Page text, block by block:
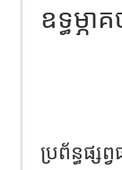
ឧទ្ធម្ភ
ប្រព័ន្ធផ្សព្